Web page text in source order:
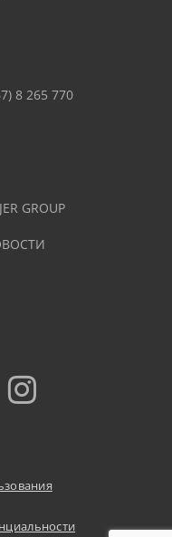
8 265 770
GROUP
Instagram